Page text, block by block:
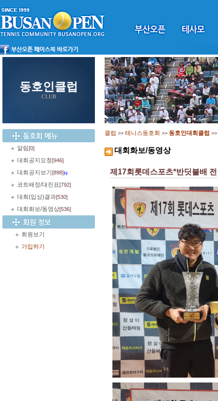
동호인클럽
CLUB
알림[0]
대회공지요청[946]
대회공지보기 [898]
코트배정/대진표[792]
대회(입상)결과[530]
대회화보/동영상[536]
회원보기
가입하기
클럽 >> 테니스동호회 >> 동호인대회클럽 >>
대회화보/동영상
제17회롯데스포츠*반딧불배